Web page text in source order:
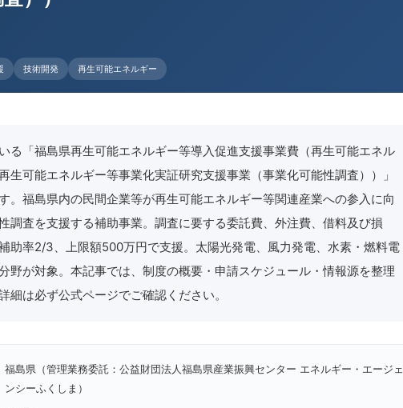
技術開発 再生可能エネルギー
る「福島県再生可能エネルギー等導入促進支援事業費（再生可能エネル
生可能エネルギー等事業化実証研究支援事業（事業化可能性調査））」
。福島県内の民間企業等が再生可能エネルギー等関連産業への参入に向
調査を支援する補助事業。調査に要する委託費、外注費、借料及び損
助率2/3、上限額500万円で支援。太陽光発電、風力発電、水素・燃料電
野が対象。本記事では、制度の概要・申請スケジュール・情報源を整理
細は必ず公式ページでご確認ください。
福島県（管理業務委託：公益財団法人福島県産業振興センター エネルギー・エージェ
ンシーふくしま）